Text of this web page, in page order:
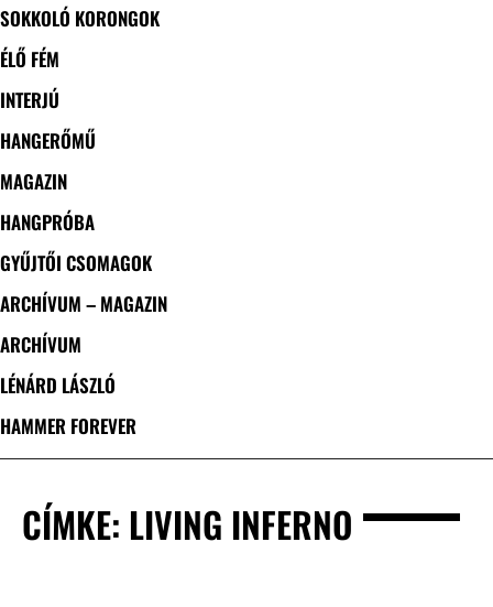
SOKKOLÓ KORONGOK
ÉLŐ FÉM
INTERJÚ
HANGERŐMŰ
MAGAZIN
HANGPRÓBA
GYŰJTŐI CSOMAGOK
ARCHÍVUM – MAGAZIN
ARCHÍVUM
LÉNÁRD LÁSZLÓ
HAMMER FOREVER
CÍMKE: LIVING INFERNO